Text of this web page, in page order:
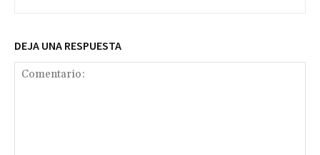
DEJA UNA RESPUESTA